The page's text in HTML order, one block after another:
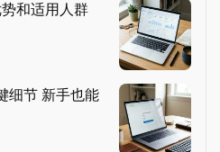
和适用人群
细节 新手也能